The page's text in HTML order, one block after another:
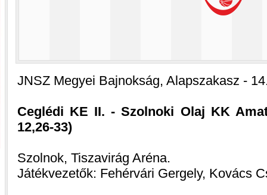
JNSZ Megyei Bajnokság, Alapszakasz -
Ceglédi KE II. - Szolnoki Olaj KK
12,26-33)
Szolnok, Tiszavirág Aréna.
Játékvezetők: Fehérvári Gergely, Kovács